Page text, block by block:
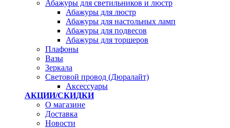
Абажуры для светильников и люстр
Абажуры для люстр
Абажуры для настольных ламп
Абажуры для подвесов
Абажуры для торшеров
Плафоны
Вазы
Зеркала
Световой провод (Дюралайт)
Аксессуары
АКЦИИ/СКИДКИ
О магазине
Доставка
Новости